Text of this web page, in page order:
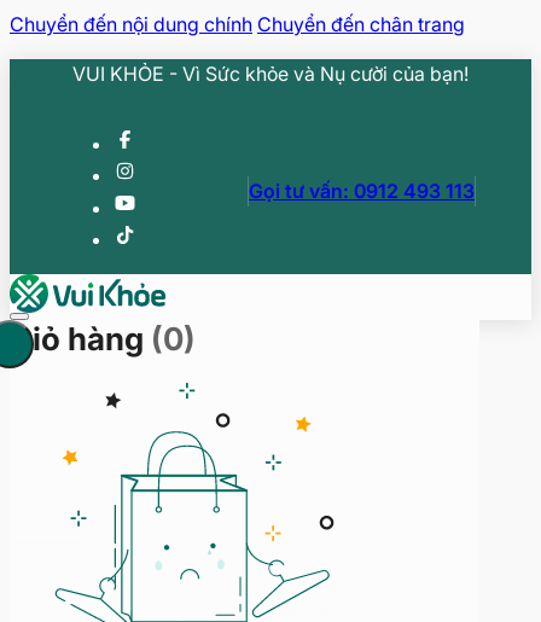
Chuyển đến nội dung chính Chuyển đến chân trang
VUI KHỎE - Vì Sức khỏe và Nụ cười của bạn!
Gọi tư vấn: 0912 493 113
Giỏ hàng (0)